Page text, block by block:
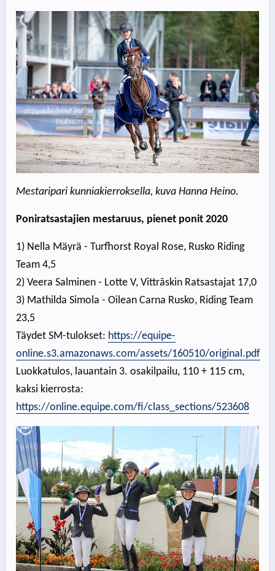
Mestaripari kunniakierroksella, kuva Hanna Heino.
Poniratsastajien mestaruus, pienet ponit 2020
1) Nella Mäyrä - Turfhorst Royal Rose, Rusko Riding
Team 4,5
2) Veera Salminen - Lotte V, Vittrãskin Ratsastajat 17,0
3) Mathilda Simola - Oilean Carna Rusko, Riding Team
23,5
Täydet SM-tulokset: https://equipe-
online.s3.amazonaws.com/assets/160510/original.pdf
Luokkatulos, lauantain 3. osakilpailu, 110 + 115 cm,
kaksi kierrosta:
https://online.equipe.com/fi/class_sections/523608